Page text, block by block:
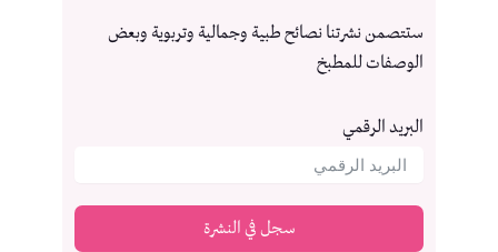
ستتصمن نشرتنا نصائح طبية وجمالية وتربوية وبعض
الوصفات للمطبخ
البريد الرقمي
سجل في النشرة